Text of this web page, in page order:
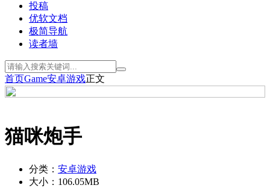
投稿
优软文档
极简导航
读者墙
首页Game安卓游戏正文
猫咪炮手
分类： 安卓游戏
大小： 106.05MB